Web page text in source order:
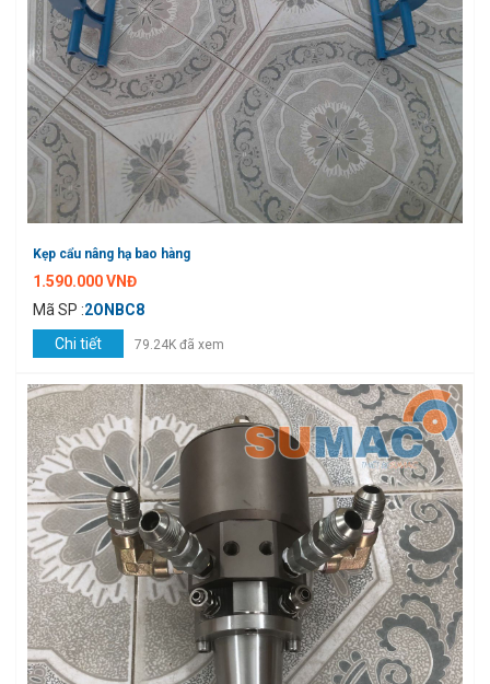
Kẹp cẩu nâng hạ bao hàng
1.590.000 VNĐ
Mã SP :2ONBC8
Chi tiết
79.24K đã xem